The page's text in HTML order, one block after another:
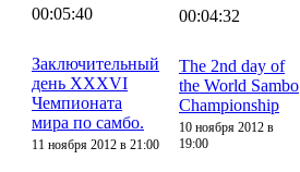
00:05:40
Заключительный
день XXXVI
Чемпионата
мира по самбо.
11 ноября 2012 в 21:00
00:04:32
The 2nd day of
the World Sambo
Championship
10 ноября 2012 в
19:00